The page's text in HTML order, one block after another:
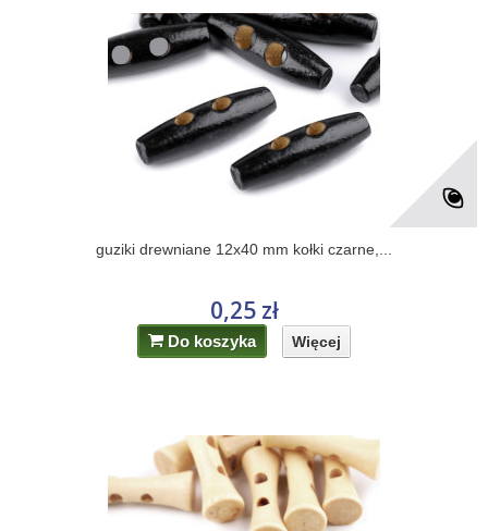
guziki drewniane 12x40 mm kołki czarne,...
0,25 zł
Do koszyka Więcej